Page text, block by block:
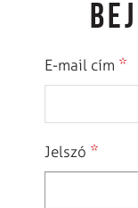
E-mail cím *
Jelszó *